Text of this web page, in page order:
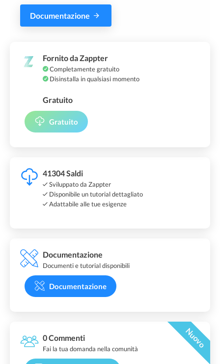
Documentazione
Fornito da Zappter
Completamente gratuito
Disinstalla in qualsiasi momento
Gratuito
Gratuito
41304 Saldi
Sviluppato da Zappter
Disponibile un tutorial dettagliato
Adattabile alle tue esigenze
Documentazione
Documenti e tutorial disponibili
Documentazione
0 Commenti Nuovo
Fai la tua domanda nella comunità